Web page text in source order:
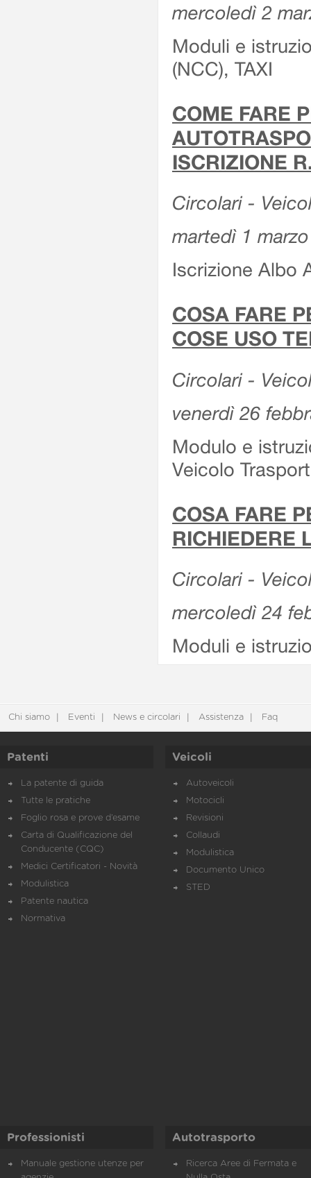
mercoledì 2
Moduli e
(NCC), TAXI
COME FARE
ISCRIZIONE
Circolari -
martedì 1
Iscrizione Albo
COSA FARE
COSE USO
Circolari -
venerdì 26
Modulo e
Veicolo
COSA FARE
RICHIEDERE
Circolari -
mercoledì 24
Moduli e
Chi siamo Eventi News e circolari Assistenza Faq
Patenti
La patente di guida
Tutte le pratiche
Foglio rosa e prove d’esame
Carta di Qualificazione del
Conducente (CQC)
Medici Certificatori - Novità
Modulistica
Patente nautica
Normativa
Veicoli
Autoveicoli
Motocicli
Revisioni
Collaudi
Modulistica
Documento Unico
STED
Professionisti
Manuale gestione utenze per
Autotrasporto
Ricerca Aree di Fermata e